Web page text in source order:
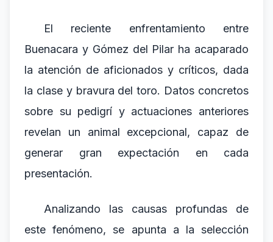
El reciente enfrentamiento entre
Buenacara y Gómez del Pilar ha acaparado
la atención de aficionados y críticos, dada
la clase y bravura del toro. Datos concretos
sobre su pedigrí y actuaciones anteriores
revelan un animal excepcional, capaz de
generar gran expectación en cada
presentación.
Analizando las causas profundas de
este fenómeno, se apunta a la selección